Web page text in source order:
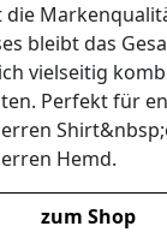
bleibt das
vielseitig
Perfekt für
Hemd.
zum Shop